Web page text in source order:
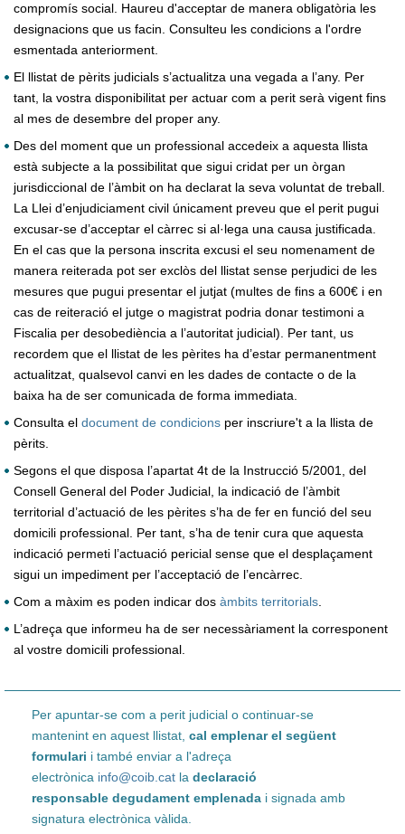
compromís social. Haureu d'acceptar de manera obligatòria les
designacions que us facin. Consulteu les condicions a l'ordre
esmentada anteriorment.
El llistat de pèrits judicials s’actualitza una vegada a l’any. Per
tant, la vostra disponibilitat per actuar com a perit serà vigent fins
al mes de desembre del proper any.
Des del moment que un professional accedeix a aquesta llista
està subjecte a la possibilitat que sigui cridat per un òrgan
jurisdiccional de l’àmbit on ha declarat la seva voluntat de treball.
La Llei d’enjudiciament civil únicament preveu que el perit pugui
excusar-se d’acceptar el càrrec si al·lega una causa justificada.
En el cas que la persona inscrita excusi el seu nomenament de
manera reiterada pot ser exclòs del llistat sense perjudici de les
mesures que pugui presentar el jutjat (multes de fins a 600€ i en
cas de reiteració el jutge o magistrat podria donar testimoni a
Fiscalia per desobediència a l’autoritat judicial). Per tant, us
recordem que el llistat de les pèrites ha d’estar permanentment
actualitzat, qualsevol canvi en les dades de contacte o de la
baixa ha de ser comunicada de forma immediata.
Consulta el document de condicions per inscriure't a la llista de
pèrits.
Segons el que disposa l’apartat 4t de la Instrucció 5/2001, del
Consell General del Poder Judicial, la indicació de l’àmbit
territorial d’actuació de les pèrites s’ha de fer en funció del seu
domicili professional. Per tant, s’ha de tenir cura que aquesta
indicació permeti l’actuació pericial sense que el desplaçament
sigui un impediment per l’acceptació de l’encàrrec.
Com a màxim es poden indicar dos àmbits territorials.
L’adreça que informeu ha de ser necessàriament la corresponent
al vostre domicili professional.
Per apuntar-se com a perit judicial o continuar-se
mantenint en aquest llistat, cal emplenar el següent
formulari i també enviar a l'adreça
electrònica info@coib.cat la declaració
responsable degudament emplenada i signada amb
signatura electrònica vàlida.